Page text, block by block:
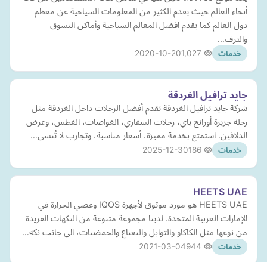
أنحاء العالم حيث يقدم الكثير من المعلومات السياحية عن معظم
دول العالم كما يقدم افضل المعالم السياحية وأماكن التسوق
والترف…
خدمات 2020-10-20
جايد ترافيل الغردقة
شركة جايد ترافيل الغردقة تقدم أفضل الرحلات داخل الغردقة مثل
رحلة جزيرة أورانج باي، رحلات السفاري، الغواصات، الغطس، وعرض
الدلافين. استمتع بخدمة مميزة، أسعار مناسبة، وتجارب لا تُنسى…
خدمات 2025-12-30
HEETS UAE
HEETS UAE هو مورد موثوق لأجهزة IQOS وعصي الحرارة في
الإمارات العربية المتحدة. لدينا مجموعة متنوعة من النكهات الفريدة
من نوعها مثل الكاكاو والتوابل والنعناع والحمضيات، الى جانب نكه…
خدمات 2021-03-04